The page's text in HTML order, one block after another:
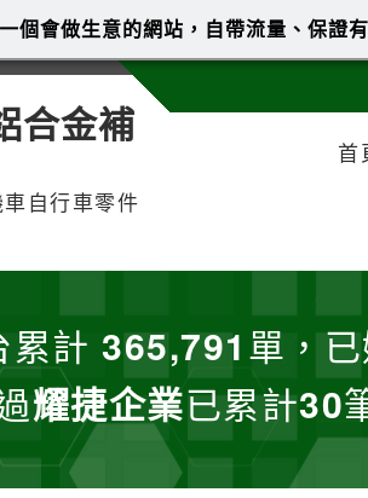
合金補
自行車零件
首
累計 365,791單，
耀捷企業已累計30
個會做生意的網站，自帶流量、保證